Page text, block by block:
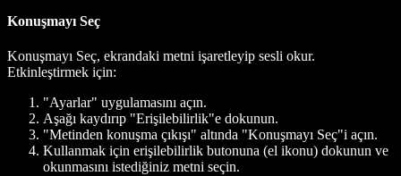
Konuşmayı Seç
Konuşmayı Seç, ekrandaki metni işaretleyip sesli okur.
Etkinleştirmek için:
"Ayarlar" uygulamasını açın.
Aşağı kaydırıp "Erişilebilirlik"e dokunun.
"Metinden konuşma çıkışı" altında "Konuşmayı Seç"i açın.
Kullanmak için erişilebilirlik butonuna (el ikonu) dokunun ve
okunmasını istediğiniz metni seçin.